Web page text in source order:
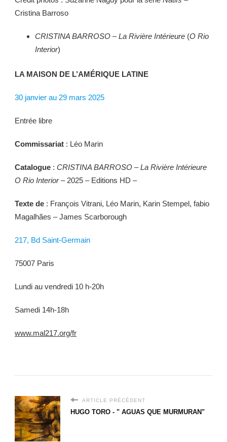
Cristina Barroso
CRISTINA BARROSO – La Rivière Intérieure (O Rio
Interior)
LA MAISON DE L’AMÉRIQUE LATINE
30 janvier au 29 mars 2025
Entrée libre
Commissariat : Léo Marin
Catalogue : CRISTINA BARROSO – La Rivière Intérieure
O Rio Interior– 2025 – Editions HD –
Texte de : François Vitrani, Léo Marin, Karin Stempel, fabio
Magalhães – James Scarborough
217, Bd Saint-Germain
75007 Paris
Lundi au vendredi 10 h-20h
Samedi 14h-18h
www.mal217.org/fr
ARTICLE PRÉCÉDENT
HUGO TORO - " AGUAS QUE MURMURAN"